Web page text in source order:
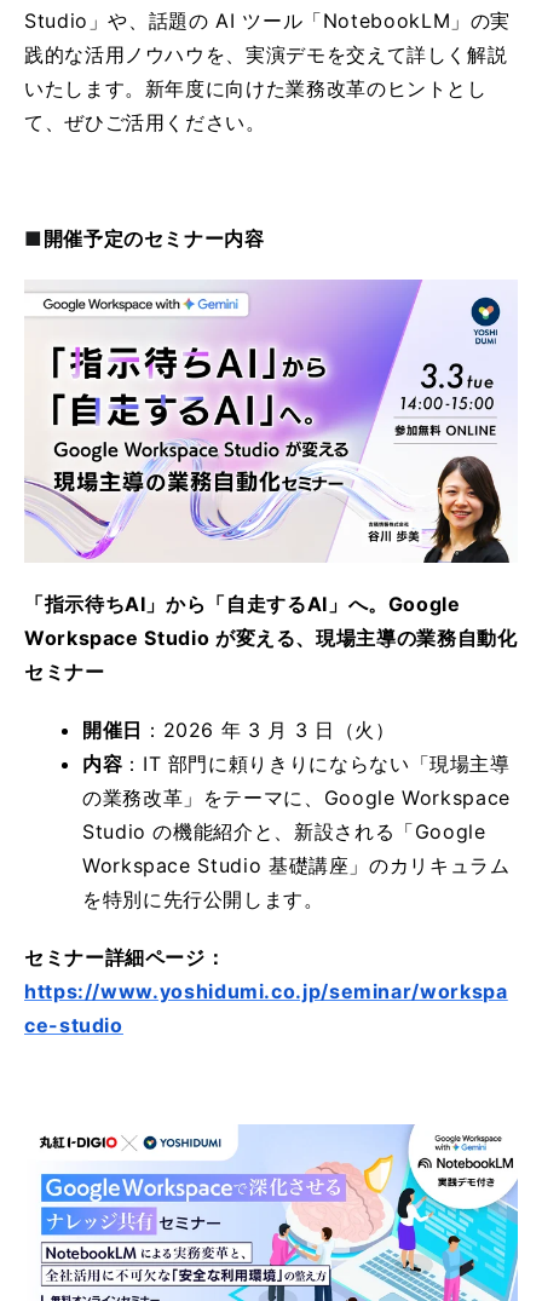
Studio」や、話題の AI ツール「NotebookLM」の実
践的な活用ノウハウを、実演デモを交えて詳しく解説
いたします。新年度に向けた業務改革のヒントとし
て、ぜひご活用ください。
■ 開催予定のセミナー内容
「指示待ちAI」から「自走するAI」へ。Google
Workspace Studio が変える、現場主導の業務自動化
セミナー
開催日 ：2026 年 3 月 3 日（火）
内容 ：IT 部門に頼りきりにならない「現場主導
の業務改革」をテーマに、Google Workspace
Studio の機能紹介と、新設される「Google
Workspace Studio 基礎講座」のカリキュラム
を特別に先行公開します。
セミナー詳細ページ：
https://www.yoshidumi.co.jp/seminar/workspa
ce-studio